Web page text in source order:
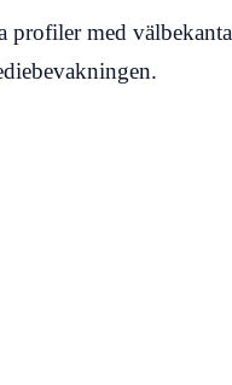
profiler med välbekanta